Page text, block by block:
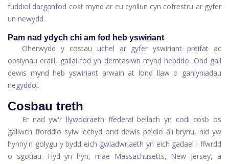
fuddiol darganfod cost mynd ar eu cynllun cyn cofrestru ar gyfer
un newydd.
Pam nad ydych chi am fod heb yswiriant
Oherwydd y costau uchel ar gyfer yswiriant preifat ac
opsiynau eraill, gallai fod yn demtasiwn mynd hebddo. Ond gall
dewis mynd heb yswiriant arwain at lond llaw o ganlyniadau
negyddol.
Cosbau treth
Er nad yw'r llywodraeth ffederal bellach yn codi cosb os
gallwch fforddio sylw iechyd ond dewis peidio â'i brynu, nid yw
hynny'n golygu y bydd eich gwladwriaeth yn eich gadael i ffwrdd
o sgotiau. Hyd yn hyn, mae Massachusetts, New Jersey, a